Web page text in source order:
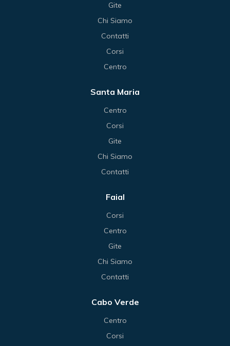
Gite
Chi Siamo
Contatti
Corsi
Centro
Santa Maria
Centro
Corsi
Gite
Chi Siamo
Contatti
Faial
Corsi
Centro
Gite
Chi Siamo
Contatti
Cabo Verde
Centro
Corsi